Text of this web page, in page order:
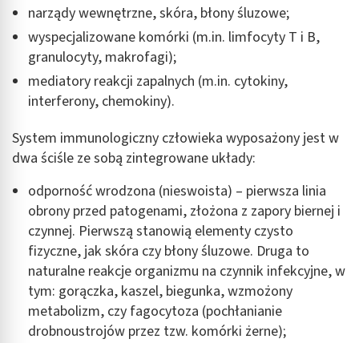
narządy wewnętrzne, skóra, błony śluzowe;
wyspecjalizowane komórki (m.in. limfocyty T i B,
granulocyty, makrofagi);
mediatory reakcji zapalnych (m.in. cytokiny,
interferony, chemokiny).
System immunologiczny człowieka wyposażony jest w
dwa ściśle ze sobą zintegrowane układy:
odporność wrodzona (nieswoista) – pierwsza linia
obrony przed patogenami, złożona z zapory biernej i
czynnej. Pierwszą stanowią elementy czysto
fizyczne, jak skóra czy błony śluzowe. Druga to
naturalne reakcje organizmu na czynnik infekcyjne, w
tym: gorączka, kaszel, biegunka, wzmożony
metabolizm, czy fagocytoza (pochłanianie
drobnoustrojów przez tzw. komórki żerne);